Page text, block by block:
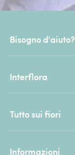
Bisogno d'aiuto?
Interflora
Tutto sui fiori
Informazioni